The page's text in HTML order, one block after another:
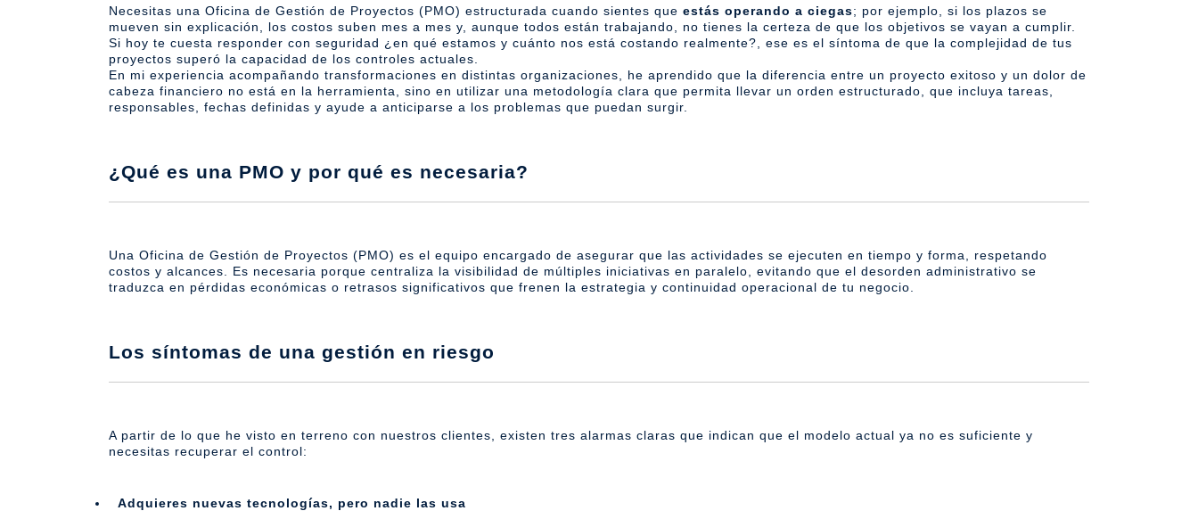
Necesitas una Oficina de Gestión de Proyectos (PMO) estructurada cuando sientes que estás operando a ciegas; por ejemplo, si los plazos se
mueven sin explicación, los costos suben mes a mes y, aunque todos están trabajando, no tienes la certeza de que los objetivos se vayan a cumplir.
Si hoy te cuesta responder con seguridad ¿en qué estamos y cuánto nos está costando realmente?, ese es el síntoma de que la complejidad de tus
proyectos superó la capacidad de los controles actuales.
En mi experiencia acompañando transformaciones en distintas organizaciones, he aprendido que la diferencia entre un proyecto exitoso y un dolor de
cabeza financiero no está en la herramienta, sino en utilizar una metodología clara que permita llevar un orden estructurado, que incluya tareas,
responsables, fechas definidas y ayude a anticiparse a los problemas que puedan surgir.
¿Qué es una PMO y por qué es necesaria?
Una Oficina de Gestión de Proyectos (PMO) es el equipo encargado de asegurar que las actividades se ejecuten en tiempo y forma, respetando
costos y alcances. Es necesaria porque centraliza la visibilidad de múltiples iniciativas en paralelo, evitando que el desorden administrativo se
traduzca en pérdidas económicas o retrasos significativos que frenen la estrategia y continuidad operacional de tu negocio.
Los síntomas de una gestión en riesgo
A partir de lo que he visto en terreno con nuestros clientes, existen tres alarmas claras que indican que el modelo actual ya no es suficiente y
necesitas recuperar el control:
Adquieres nuevas tecnologías, pero nadie las usa